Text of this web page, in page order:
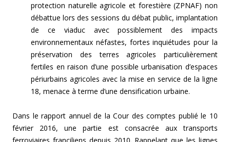
protection naturelle agricole et forestière (ZPNAF) non
débattue lors des sessions du débat public, implantation
de ce viaduc avec possiblement des impacts
environnementaux néfastes, fortes inquiétudes pour la
préservation des terres agricoles particulièrement
fertiles en raison d’une possible urbanisation d’espaces
périurbains agricoles avec la mise en service de la ligne
18, menace à terme d’une densification urbaine.
Dans le rapport annuel de la Cour des comptes publié le 10
février 2016, une partie est consacrée aux transports